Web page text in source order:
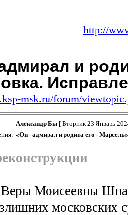
http://
и
msk.ru/forum/
Александр Бы[ Вторник 23 Январь
«Он - адмирал и родина его -
Веры Моисеевны
московских